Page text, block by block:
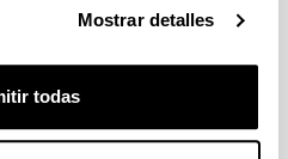
Mostrar detalles
todas
(Profesora Ayudante Doctora)